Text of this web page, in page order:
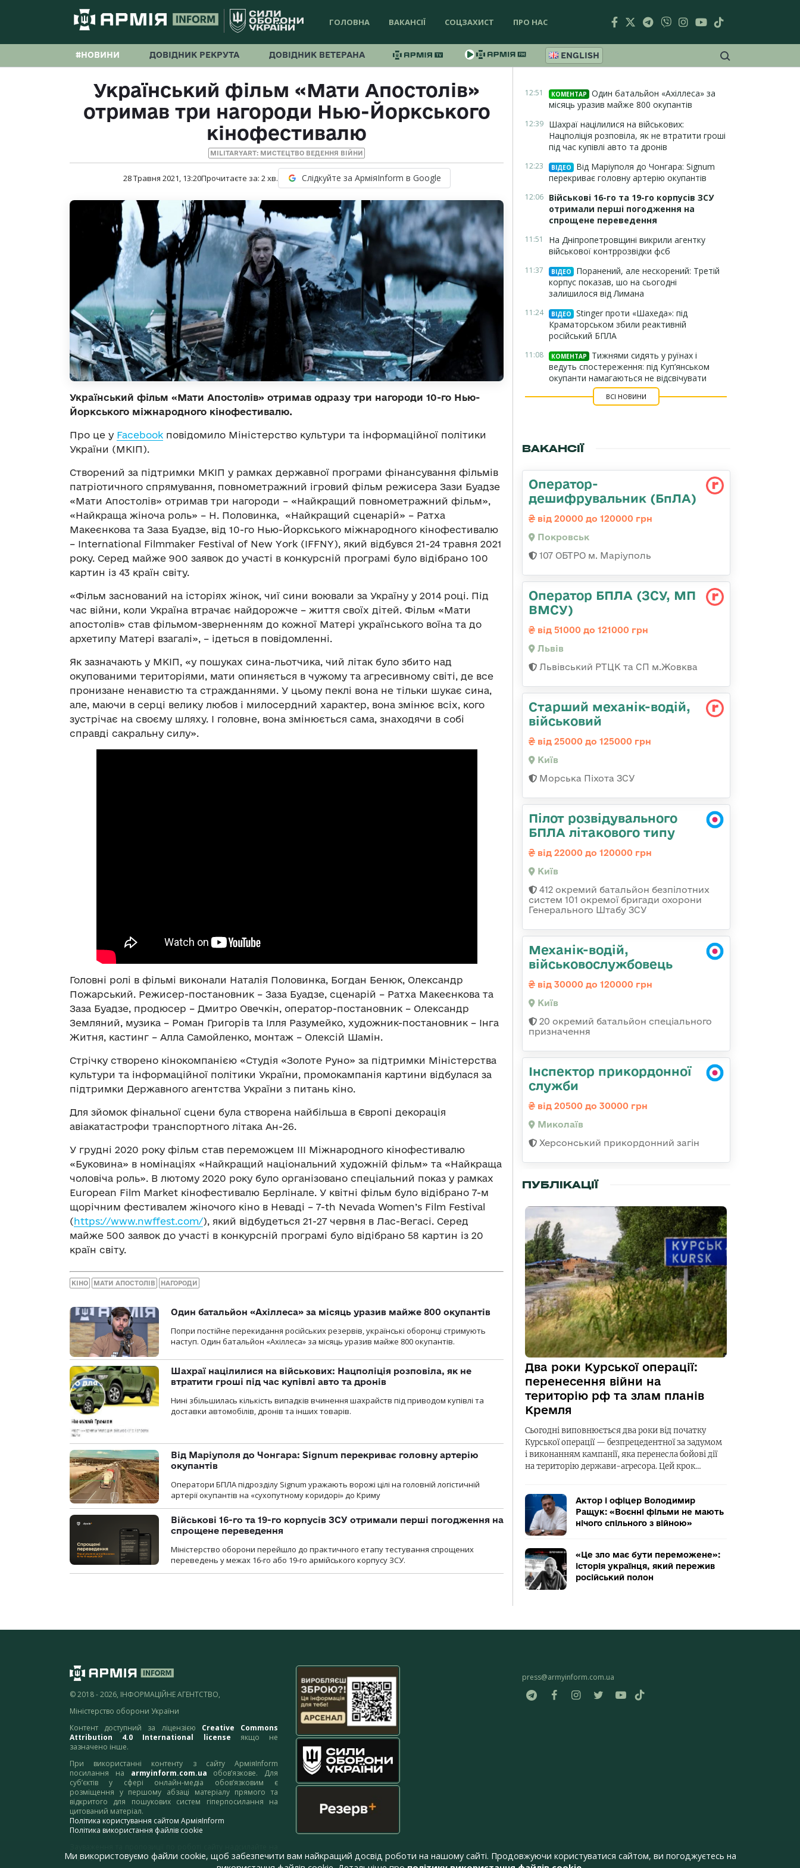
ГОЛОВНА ВАКАНСІЇ СОЦЗАХИСТ ПРО НАС
#НОВИНИ ДОВІДНИК РЕКРУТА ДОВІДНИК ВЕТЕРАНА ENGLISH
Український фільм «Мати Апостолів»
отримав три нагороди Нью-Йоркського
кінофестивалю
MILITARYART: МИСТЕЦТВО ВЕДЕННЯ ВІЙНИ
28 Травня 2021, 13:20Прочитаєте за: 2хв. Слідкуйте за АрміяInform в Google
Український фільм «Мати Апостолів» отримав одразу три нагороди 10-го Нью-
Йоркського міжнародного кінофестивалю.
Про це у Facebook повідомило Міністерство культури та інформаційної політики
України (МКІП).
Створений за підтримки МКІП у рамках державної програми фінансування фільмів
патріотичного спрямування, повнометражний ігровий фільм режисера Зази Буадзе
«Мати Апостолів» отримав три нагороди – «Найкращий повнометражний фільм»,
«Найкраща жіноча роль» – Н. Половинка, «Найкращий сценарій» – Ратха
Макеєнкова та Заза Буадзе, від 10-го Нью-Йоркського міжнародного кінофестивалю
– International Filmmaker Festival of New York (IFFNY), який відбувся 21-24 травня 2021
року. Серед майже 900 заявок до участі в конкурсній програмі було відібрано 100
картин із 43 країн світу.
«Фільм заснований на історіях жінок, чиї сини воювали за Україну у 2014 році. Під
час війни, коли Україна втрачає найдорожче – життя своїх дітей. Фільм «Мати
апостолів» став фільмом-зверненням до кожної Матері українського воїна та до
архетипу Матері взагалі», – ідеться в повідомленні.
Як зазначають у МКІП, «у пошуках сина-льотчика, чий літак було збито над
окупованими територіями, мати опиняється в чужому та агресивному світі, де все
пронизане ненавистю та стражданнями. У цьому пеклі вона не тільки шукає сина,
але, маючи в серці велику любов і милосердний характер, вона змінює всіх, кого
зустрічає на своєму шляху. І головне, вона змінюється сама, знаходячи в собі
справді сакральну силу».
Головні ролі в фільмі виконали Наталія Половинка, Богдан Бенюк, Олександр
Пожарський. Режисер-постановник – Заза Буадзе, сценарій – Ратха Макеєнкова та
Заза Буадзе, продюсер – Дмитро Овечкін, оператор-постановник – Олександр
Земляний, музика – Роман Григорів та Ілля Разумейко, художник-постановник – Інга
Житня, кастинг – Алла Самойленко, монтаж – Олексій Шамін.
Стрічку створено кінокомпанією «Студія «Золоте Руно» за підтримки Міністерства
культури та інформаційної політики України, промокампанія картини відбулася за
підтримки Державного агентства України з питань кіно.
Для зйомок фінальної сцени була створена найбільша в Європі декорація
авіакатастрофи транспортного літака Ан-26.
У грудні 2020 року фільм став переможцем III Міжнародного кінофестивалю
«Буковина» в номінаціях «Найкращий національний художній фільм» та «Найкраща
чоловіча роль». В лютому 2020 року було організовано спеціальний показ у рамках
European Film Market кінофестивалю Берлінале. У квітні фільм було відібрано 7-м
щорічним фестивалем жіночого кіно в Неваді – 7-th Nevada Women’s Film Festival
( https://www.nwffest.com/), який відбудеться 21-27 червня в Лас-Вегасі. Серед
майже 500 заявок до участі в конкурсній програмі було відібрано 58 картин із 20
країн світу.
КІНО МАТИ АПОСТОЛІВ НАГОРОДИ
Один батальйон «Ахіллеса» за місяць уразив майже 800 окупантів
Попри постійне перекидання російських резервів, українські оборонці стримують
наступ. Один батальйон «Ахіллеса» за місяць уразив майже 800 окупантів.
Шахраї націлилися на військових: Нацполіція розповіла, як не
втратити гроші під час купівлі авто та дронів
Нині збільшилась кількість випадків вчинення шахрайств під приводом купівлі та
доставки автомобілів, дронів та інших товарів.
Від Маріуполя до Чонгара: Signum перекриває головну артерію
окупантів
Оператори БПЛА підрозділу Signum уражають ворожі цілі на головній логістичній
артерії окупантів на «сухопутному коридорі» до Криму
Військові 16-го та 19-го корпусів ЗСУ отримали перші погодження на
спрощене переведення
Міністерство оборони перейшло до практичного етапу тестування спрощених
переведень у межах 16-го або 19-го армійського корпусу ЗСУ.
12:51 КОМЕНТАР
Один батальйон «Ахіллеса» за
місяць уразив майже 800 окупантів
12:39 Шахраї націлилися на військових:
Нацполіція розповіла, як не втратити гроші
під час купівлі авто та дронів
12:23 ВІДЕО
Від Маріуполя до Чонгара: Signum
перекриває головну артерію окупантів
12:06 Військові 16-го та 19-го корпусів ЗСУ
отримали перші погодження на
спрощене переведення
11:51
На Дніпропетровщині викрили агентку
військової контррозвідки фсб
11:37 ВІДЕО
Поранений, але нескорений: Третій
корпус показав, шо на сьогодні
залишилося від Лимана
11:24 ВІДЕО
Stinger проти «Шахеда»: під
Краматорськом збили реактивній
російський БПЛА
11:08 КОМЕНТАР
Тижнями сидять у руїнах і
ведуть спостереження: під Куп’янськом
окупанти намагаються не відсвічувати
ВСІ НОВИНИ
ВАКАНСІЇ
Оператор-
дешифрувальник (БпЛА)
від 20000 до 120000 грн
Покровськ
107 ОБТРО м. Маріуполь
Оператор БПЛА (ЗСУ, МП
ВМСУ)
від 51000 до 121000 грн
Львів
Львівський РТЦК та СП м.Жовква
Стаpший механік-водій,
військовий
від 25000 до 125000 грн
Київ
Морська Піхота ЗСУ
Пілот розвідувального
БПЛА літакового типу
від 22000 до 120000 грн
Київ
412 окремий батальйон безпілотних
систем 101 окремої бригади охорони
Генерального Штабу ЗСУ
Механік-водій,
військовослужбовець
від 30000 до 120000 грн
Київ
20 окремий батальйон спеціального
призначення
Інспектор прикордонної
служби
від 20500 до 30000 грн
Миколаїв
Херсонський прикордонний загін
ПУБЛІКАЦІЇ
Два роки Курської операції:
перенесення війни на
територію рф та злам планів
Кремля
Сьогодні виповнюється два роки від початку
Курської операції — безпрецедентної за задумом
і виконанням кампанії, яка перенесла бойові дії
на територію держави-агресора. Цей крок…
Актор і офіцер Володимир
Ращук: «Воєнні фільми не мають
нічого спільного з війною»
«Це зло має бути переможене»:
історія українця, який пережив
російський полон
© 2018 - 2026, ІНФОРМАЦІЙНЕ АГЕНТСТВО,
Міністерство оборони України
Контент доступний за ліцензією Creative Commons
Attribution 4.0 International license якщо не
зазначено інше.
При використанні контенту з сайту АрміяInform
посилання на armyinform.com.ua обов’язкове. Для
суб’єктів у сфері онлайн-медіа обов’язковим є
розміщення у першому абзаці матеріалу прямого та
відкритого для пошукових систем гіперпосилання на
цитований матеріал.
Політика користування сайтом АрміяInform
Політика використання файлів cookie
адресу:webmaster@armyinform.com.ua
press@armyinform.com.ua
Ми використовуємо файли cookie, щоб забезпечити вам найкращий досвід роботи на нашому сайті. Продовжуючи користуватися сайтом, ви погоджуєтесь на